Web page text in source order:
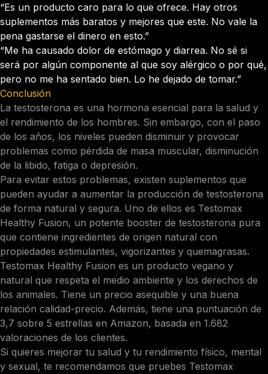
“Es un producto caro para lo que ofrece. Hay otros
suplementos más baratos y mejores que este. No vale la
pena gastarse el dinero en esto.”
“Me ha causado dolor de estómago y diarrea. No sé si
será por algún componente al que soy alérgico o por qué,
pero no me ha sentado bien. Lo he dejado de tomar.”
Conclusión
La testosterona es una hormona esencial para la salud y
el rendimiento de los hombres. Sin embargo, con el paso
de los años, los niveles pueden disminuir y provocar
problemas como pérdida de masa muscular, disminución
de la libido, fatiga o depresión.
Para evitar estos problemas, existen suplementos que
pueden ayudar a aumentar la producción de testosterona
de forma natural y segura. Uno de ellos es Testomax
Healthy Fusion, un potente booster de testosterona pura
que contiene ingredientes de origen natural con
propiedades estimulantes, vigorizantes y quemagrasas.
Testomax Healthy Fusion es un producto vegano y
natural que respeta el medio ambiente y los derechos de
los animales. Tiene un precio asequible y una buena
relación calidad-precio. Además, tiene una puntuación de
3,7 sobre 5 estrellas en Amazon, basada en 1.682
valoraciones de los clientes.
Si quieres mejorar tu salud y tu rendimiento físico, mental
y sexual, te recomendamos que pruebes Testomax